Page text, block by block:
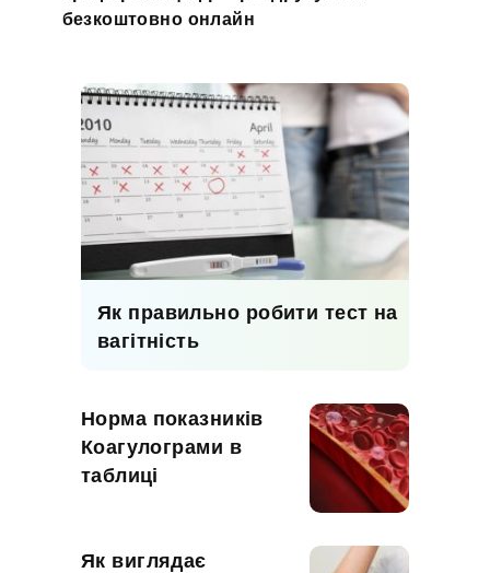
безкоштовно онлайн
Як правильно робити тест на
вагітність
Норма показників
Коагулограми в
таблиці
Як виглядає